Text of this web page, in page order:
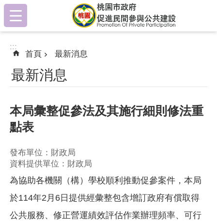
跳到主要內容區塊
:::
:::
首頁 最新消息
最新消息
本局彙整促參法及其施行細則修法重
點表
發布單位：財政局
資料提供單位：財政局
為協助各機關（構）學校順利推動促參案件，本局
於114年2月6日提供經彙整包含增訂政府有償取得
公共服務、修正營運績效評估作業辦理頻率、可行